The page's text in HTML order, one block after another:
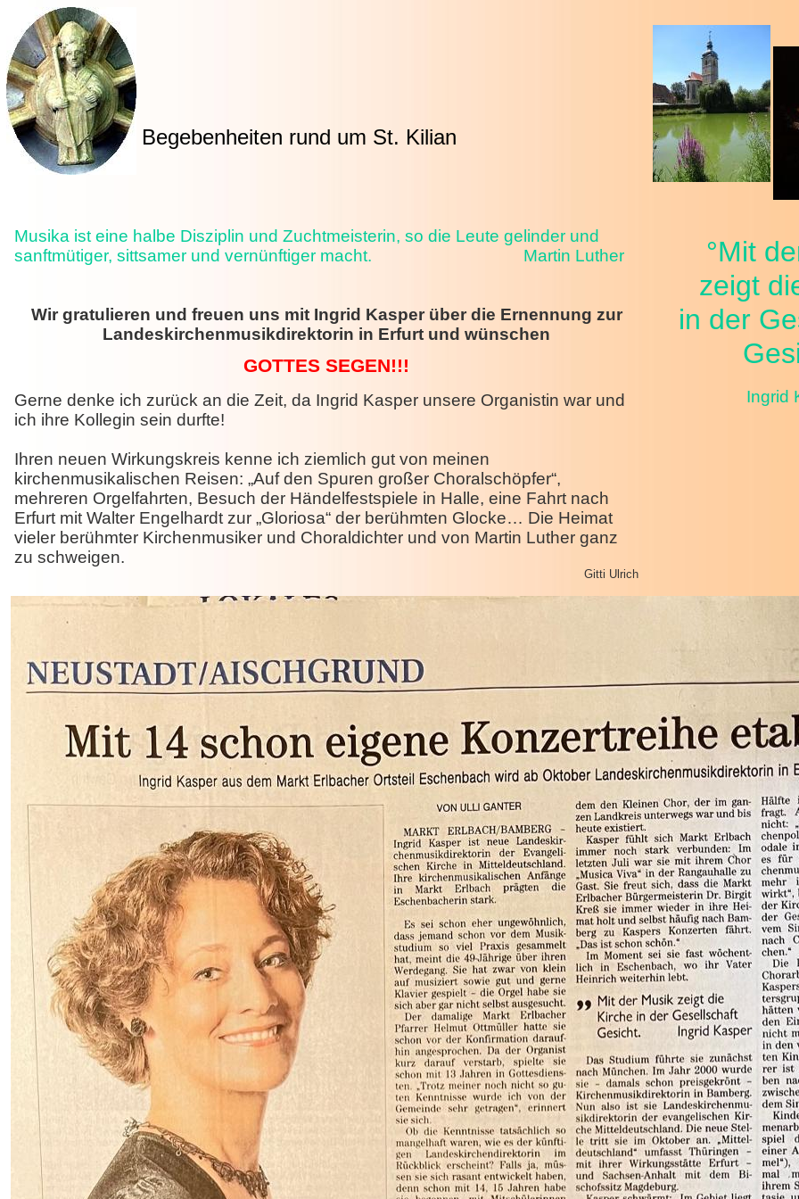
Begebenheiten rund um St. Kilian
°Mit
zeigt
in der
Ingrid
Musika ist eine halbe Disziplin und Zuchtmeisterin, so die Leute gelinder und
sanftmütiger, sittsamer und vernünftiger macht. Martin Luther
Wir gratulieren und freuen uns mit Ingrid Kasper über die Ernennung zur
Landeskirchenmusikdirektorin in Erfurt und wünschen
GOTTES SEGEN!!!
Gerne denke ich zurück an die Zeit, da Ingrid Kasper unsere Organistin war und
ich ihre Kollegin sein durfte!
Ihren neuen Wirkungskreis kenne ich ziemlich gut von meinen
kirchenmusikalischen Reisen: „Auf den Spuren großer Choralschöpfer“,
mehreren Orgelfahrten, Besuch der Händelfestspiele in Halle, eine Fahrt nach
Erfurt mit Walter Engelhardt zur „Gloriosa“ der berühmten Glocke… Die Heimat
vieler berühmter Kirchenmusiker und Choraldichter und von Martin Luther ganz
zu schweigen.
Gitti Ulrich